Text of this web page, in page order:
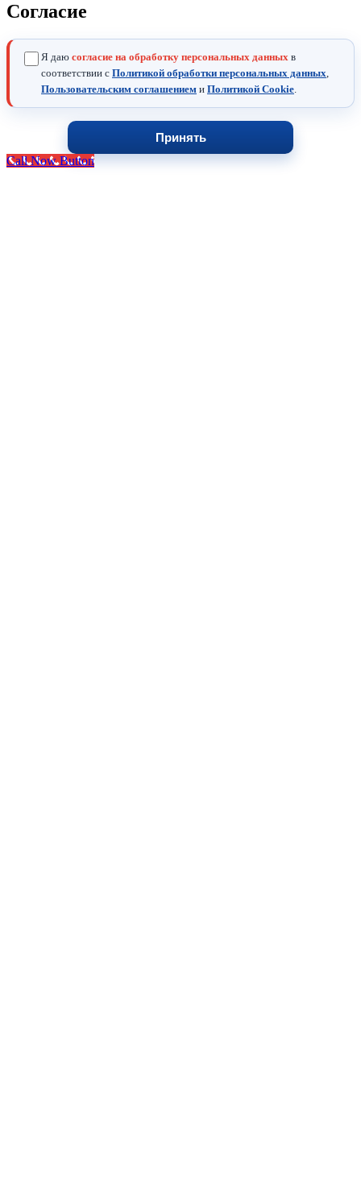
Согласие
Я даю согласие на обработку персональных данных в
соответствии с Политикой обработки персональных данных,
Пользовательским соглашением и Политикой Cookie.
Принять
Call Now Button